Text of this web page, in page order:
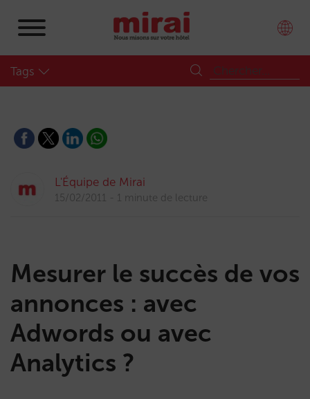
Tags
L'Équipe de Mirai
15/02/2011 1 minute de lecture
Mesurer le succès de vos
annonces : avec
Adwords ou avec
Analytics ?